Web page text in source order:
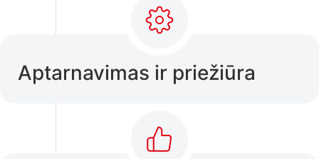
Aptarnavimas ir priežiūra